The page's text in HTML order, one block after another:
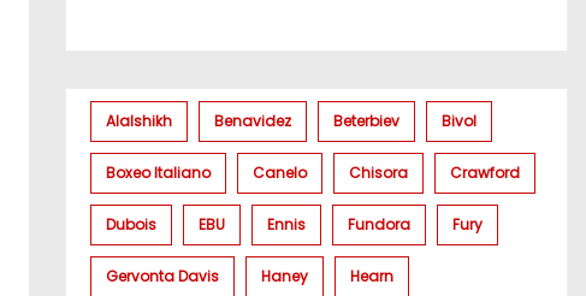
Alalshikh Benavidez Beterbiev Bivol
Boxeo Italiano Canelo Chisora Crawford
Dubois EBU Ennis Fundora Fury
Gervonta Davis Haney Hearn